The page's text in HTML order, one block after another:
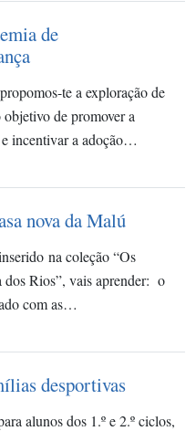
de
te a exploração de
de promover a
incentivar a adoção…
nova da Malú
na coleção “Os
dos Rios”, vais aprender: o
com as…
desportivas
alunos dos 1.º e 2.º ciclos,